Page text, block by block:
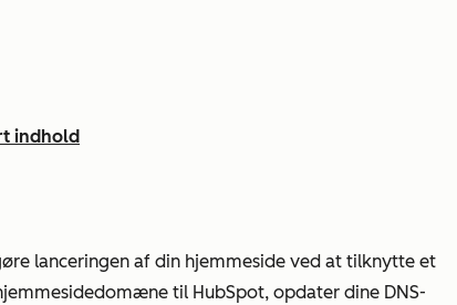
indhold
lanceringen af din hjemmeside ved at tilknytte et
til HubSpot, opdater dine DNS-